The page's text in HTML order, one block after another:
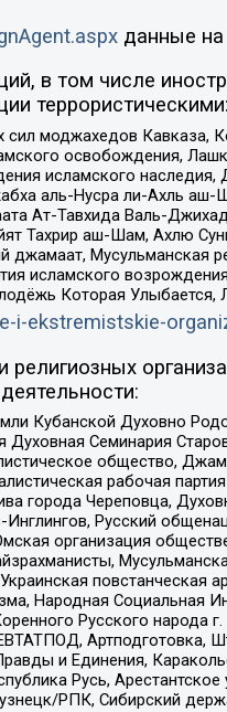
данные на
в том числе
террористическими:
моджахедов Кавказа,
освобождения,
исламского
аль-Нусра ли-Ахль
Ат-Тавхида Валь-
Тахрир аш-Шам, Ахлю
джамаат, Мусульманская
исламского
Которая Улыбается,
i-ekstremistskie-
Кубанской Духовно
Семинария
общество,
рабочая
города Череповца,
Русский
организация
повстанческая
Народная Социальная
Русского народа
и Единения,
Русь,
РПК, Сибирский